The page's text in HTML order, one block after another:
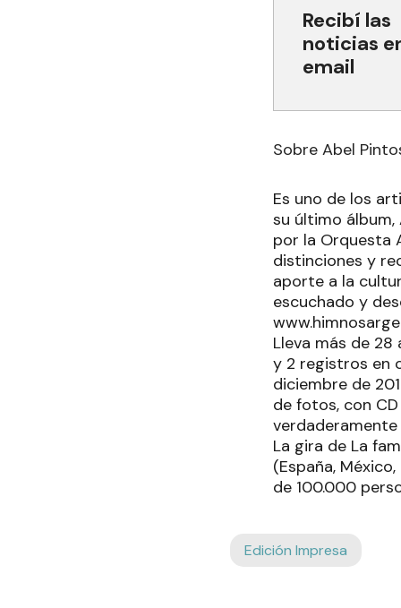
Recibí las
noticias
email
Sobre Abel
Es uno de los
su último
por la Orquesta
distinciones y
aporte a la
escuchado y
Lleva más de
y 2 registros en
diciembre de
de fotos, con
La gira de La
(España,
de 100.000
Edición Impresa